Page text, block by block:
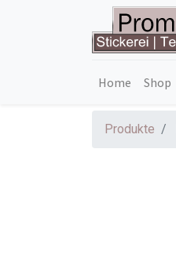
Home Shop
Produkte